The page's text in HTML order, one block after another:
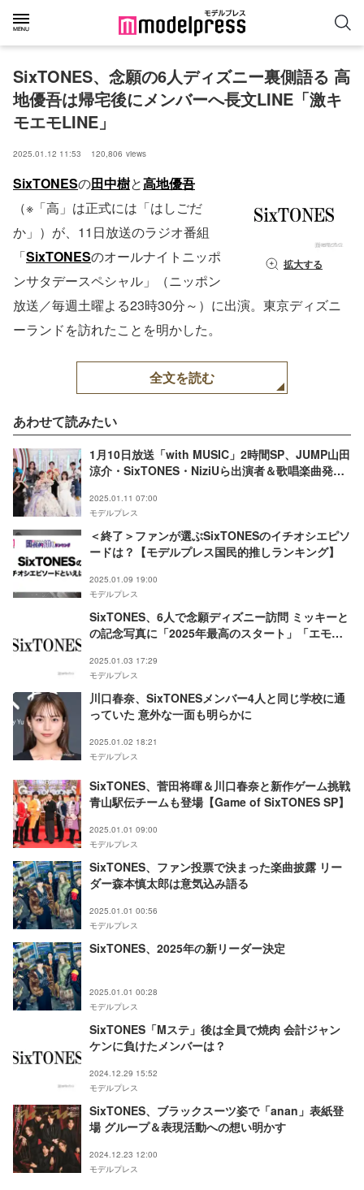
SixTONES、念願の6人ディズニー裏側語る 高
地優吾は帰宅後にメンバーへ長文LINE「激キ
モエモLINE」
2025.01.12 11:53 120,806 views
拡大する
SixTONESの田中樹と高地優吾
（※「高」は正式には「はしごだ
か」）が、11日放送のラジオ番組
「SixTONESのオールナイトニッポ
ンサタデースペシャル」（ニッポン
放送／毎週土曜よる23時30分～）に出演。東京ディズニ
ーランドを訪れたことを明かした。
全文を読む
あわせて読みたい
1月10日放送「with MUSIC」2時間SP、JUMP山田
涼介・SixTONES・NiziUら出演者＆歌唱楽曲発表
2025.01.11 07:00
モデルプレス
＜終了＞ファンが選ぶSixTONESのイチオシエピソ
ードは？【モデルプレス国民的推しランキング】
2025.01.09 19:00
モデルプレス
SixTONES、6人で念願ディズニー訪問 ミッキーと
の記念写真に「2025年最高のスタート」「エモす
2025.01.03 17:29
モデルプレス
川口春奈、SixTONESメンバー4人と同じ学校に通
っていた 意外な一面も明らかに
2025.01.02 18:21
モデルプレス
SixTONES、菅田将暉＆川口春奈と新作ゲーム挑戦
青山駅伝チームも登場【Game of SixTONES SP】
2025.01.01 09:00
モデルプレス
SixTONES、ファン投票で決まった楽曲披露 リー
ダー森本慎太郎は意気込み語る
2025.01.01 00:56
モデルプレス
SixTONES、2025年の新リーダー決定
2025.01.01 00:28
モデルプレス
SixTONES「Mステ」後は全員で焼肉 会計ジャン
ケンに負けたメンバーは？
2024.12.29 15:52
モデルプレス
SixTONES、ブラックスーツ姿で「anan」表紙登
場 グループ＆表現活動への想い明かす
2024.12.23 12:00
モデルプレス